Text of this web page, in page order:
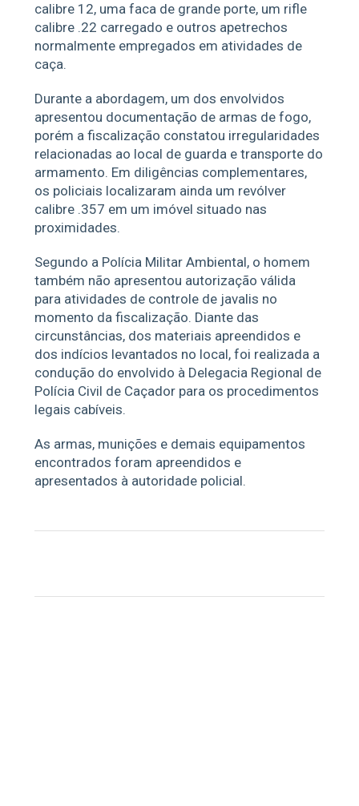
calibre 12, uma faca de grande porte, um rifle
calibre .22 carregado e outros apetrechos
normalmente empregados em atividades de
caça.
Durante a abordagem, um dos envolvidos
apresentou documentação de armas de fogo,
porém a fiscalização constatou irregularidades
relacionadas ao local de guarda e transporte do
armamento. Em diligências complementares,
os policiais localizaram ainda um revólver
calibre .357 em um imóvel situado nas
proximidades.
Segundo a Polícia Militar Ambiental, o homem
também não apresentou autorização válida
para atividades de controle de javalis no
momento da fiscalização. Diante das
circunstâncias, dos materiais apreendidos e
dos indícios levantados no local, foi realizada a
condução do envolvido à Delegacia Regional de
Polícia Civil de Caçador para os procedimentos
legais cabíveis.
As armas, munições e demais equipamentos
encontrados foram apreendidos e
apresentados à autoridade policial.